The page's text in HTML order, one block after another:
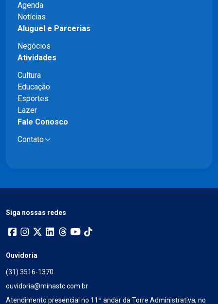
Agenda
Notícias
Aluguel e Parcerias
Negócios
Atividades
Cultura
Educação
Esportes
Lazer
Fale Conosco
Contato
Siga nossas redes
Ouvidoria
(31) 3516-1370
ouvidoria@minastc.com.br
Atendimento presencial no 11º andar da Torre Administrativa, no